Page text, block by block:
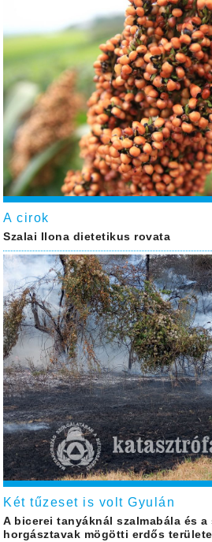
A cirok
Szalai Ilona dietetikus rovata
Két tűzeset is volt Gyulán
A bicerei tanyáknál szalmabála és
horgásztavak mögötti erdős